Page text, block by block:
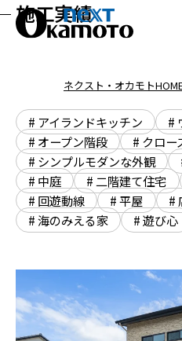
施工実績
ネクスト・オカモト
# アイランドキッチン
#
# オープン階段
# クロー
# シンプルモダンな外観
# 中庭
# ⼆階建て住宅
# 回遊動線
# 平屋
#
# 海のみえる家
# 遊び心